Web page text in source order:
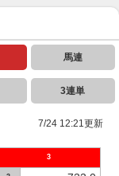
馬連
3連単
7/24 12:21更新
3